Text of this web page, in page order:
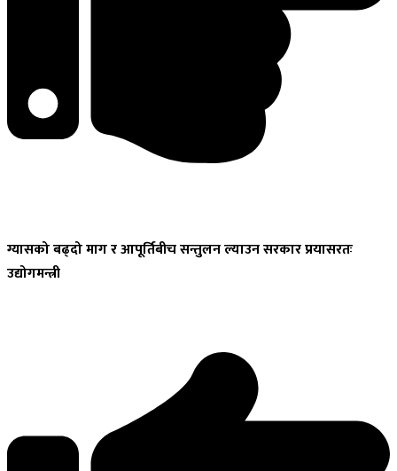
ग्यासकोबढ्दो माग र आपूर्तिबीच सन्तुलन ल्याउन सरकार प्रयासरतः
उद्योगमन्त्री